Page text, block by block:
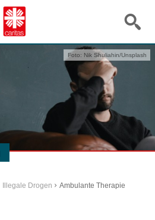
Foto: Nik Shuliahin/Unsplash
Illegale Drogen
Ambulante Therapie